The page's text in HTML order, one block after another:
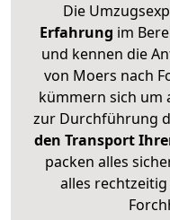
Die
Erfahrung im
und kennen die
von Moers nach
kümmern sich um
zur Durchführung
den Transport
packen alles
alles